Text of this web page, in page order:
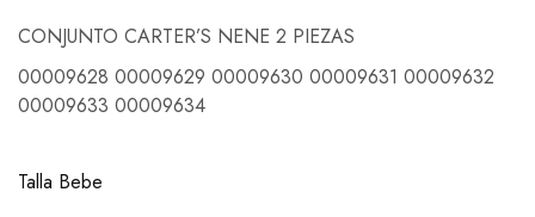
CONJUNTO CARTER’S NENE 2 PIEZAS
00009628 00009629 00009630 00009631 00009632
00009633 00009634
Talla Bebe